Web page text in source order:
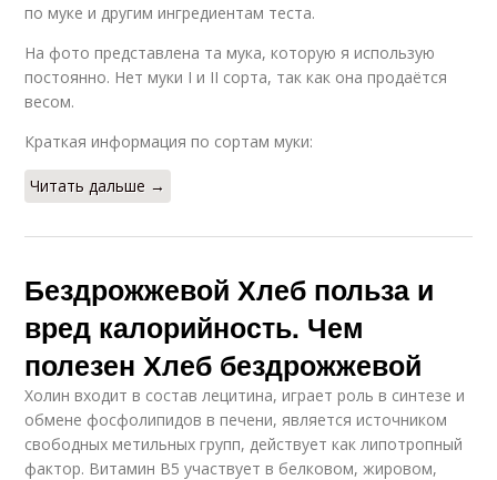
по муке и другим ингредиентам теста.
На фото представлена та мука, которую я использую
постоянно. Нет муки I и II сорта, так как она продаётся
весом.
Краткая информация по сортам муки:
Читать дальше →
Бездрожжевой Хлеб польза и
вред калорийность. Чем
полезен Хлеб бездрожжевой
Холин входит в состав лецитина, играет роль в синтезе и
обмене фосфолипидов в печени, является источником
свободных метильных групп, действует как липотропный
фактор. Витамин В5 участвует в белковом, жировом,